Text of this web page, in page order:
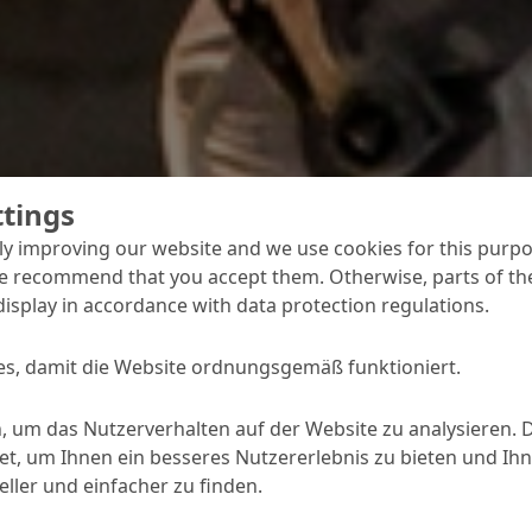
der Brandschutz im Vordergrund steht, mit den PCC-
MC meistern Sie jede Herausforderung!
improving our website and we use cookies for this
recommend that you accept them. Otherwise, parts of
in accordance with data protection regulations.
damit die Website ordnungsgemäß funktioniert.
um das Nutzerverhalten auf der Website zu analysieren.
um Ihnen ein besseres Nutzererlebnis zu bieten und
und einfacher zu finden.